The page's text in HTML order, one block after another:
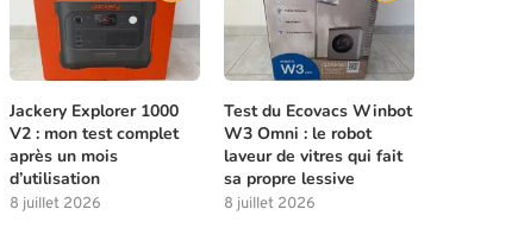
Meilleures compétences à débloquer
tôt dans Beast of...
4 août 2026
Les solutions de chasse à
Jackery Explorer 1000
V2 : mon test complet
après un mois
d’utilisation
8 juillet 2026
Test du Ecovacs Winbot
W3 Omni : le robot
laveur de vitres qui fait
sa propre lessive
8 juillet 2026